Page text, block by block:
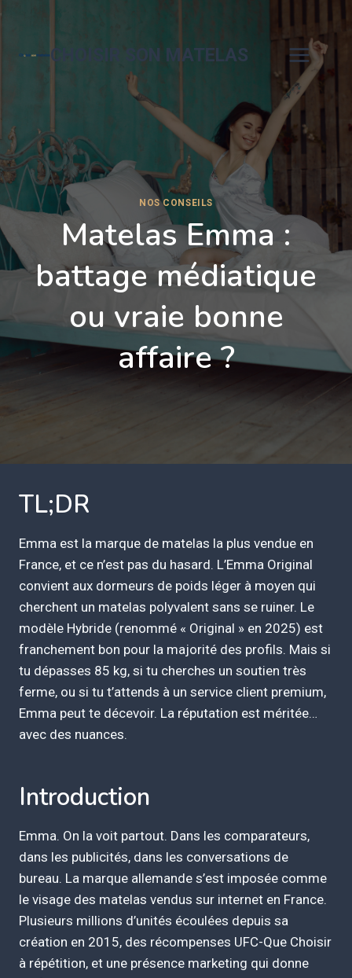
contenu CHOISIR SON MATELAS
NOS CONSEILS
Matelas Emma :
battage médiatique
ou vraie bonne
affaire ?
TL;DR
Emma est la marque de matelas la plus vendue en
France, et ce n’est pas du hasard. L’Emma Original
convient aux dormeurs de poids léger à moyen qui
cherchent un matelas polyvalent sans se ruiner. Le
modèle Hybride (renommé « Original » en 2025) est
franchement bon pour la majorité des profils. Mais si
tu dépasses 85 kg, si tu cherches un soutien très
ferme, ou si tu t’attends à un service client premium,
Emma peut te décevoir. La réputation est méritée…
avec des nuances.
Introduction
Emma. On la voit partout. Dans les comparateurs,
dans les publicités, dans les conversations de
bureau. La marque allemande s’est imposée comme
le visage des matelas vendus sur internet en France.
Plusieurs millions d’unités écoulées depuis sa
création en 2015, des récompenses UFC-Que Choisir
à répétition, et une présence marketing qui donne